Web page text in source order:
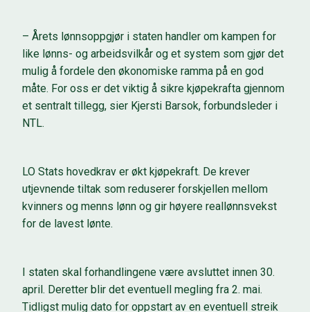
– Årets lønnsoppgjør i staten handler om kampen for
like lønns- og arbeidsvilkår og et system som gjør det
mulig å fordele den økonomiske ramma på en god
måte. For oss er det viktig å sikre kjøpekrafta gjennom
et sentralt tillegg, sier Kjersti Barsok, forbundsleder i
NTL.
LO Stats hovedkrav er økt kjøpekraft. De krever
utjevnende tiltak som reduserer forskjellen mellom
kvinners og menns lønn og gir høyere reallønnsvekst
for de lavest lønte.
I staten skal forhandlingene være avsluttet innen 30.
april. Deretter blir det eventuell megling fra 2. mai.
Tidligst mulig dato for oppstart av en eventuell streik